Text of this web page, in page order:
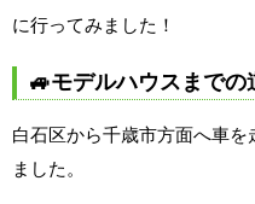
に行ってみました！
🚙モデルハウスまでの
白石区から千歳市方面へ車
ました。